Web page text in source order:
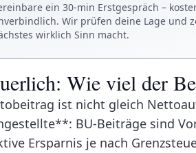
ein 30-min Erstgespräch –
Wir prüfen deine Lage und
wirklich Sinn macht.
Wie viel der
ist nicht gleich
BU-Beiträge sind
Ersparnis je nach